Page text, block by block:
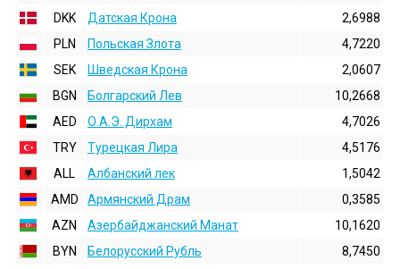
DKK
Датская Крона
2,6988
PLN
Польская Злота
4,7220
SEK
Шведская Крона
2,0607
BGN
Болгарский Лев
10,2668
AED
О.А.Э. Дирхам
4,7026
TRY
Турецкая Лира
4,5176
ALL
Албанский лек
1,5042
AMD
Армянский Драм
0,3585
AZN
Азербайджанский Манат
10,1620
BYN
Белорусский Рубль
8,7450